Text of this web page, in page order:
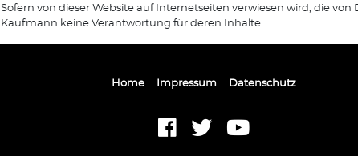
Sofern von dieser Website auf Internetseiten verwiesen wird, die
Kaufmann keine Verantwortung für deren Inhalte.
Home Impressum Datenschutz